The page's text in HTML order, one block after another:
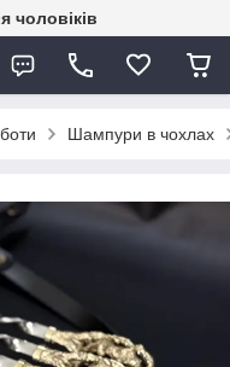
чоловіків
Шампури в чохлах